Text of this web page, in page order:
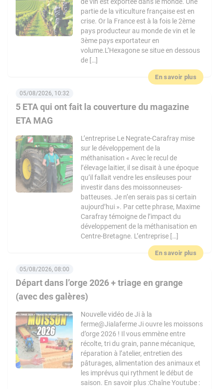
partie de la viticulture française est en
crise. Or la France est à la fois le 2ème
pays producteur au monde de vin et le
3ème pays exportateur en
volume.L’Hexagone se situe en dessous
de […]
En savoir plus
5 ETA qui ont fait la couverture du magazine
ETA MAG
05/08/2026, 10:32
L’entreprise Le Negrate-Carafray mise
sur le développement de la
méthanisation « Avec le recul de
l’élevage laitier, il se disait à une époque
qu’il fallait vendre les ensileuses pour
investir dans des moissonneuses-
batteuses. Je n’en serais pas si certain
aujourd’hui ». Par cette phrase, Maxime
Carafray témoigne de l’impact du
développement de la méthanisation en
Centre-Bretagne. L’entreprise […]
En savoir plus
Départ dans l’orge 2026 + triage en grange
(avec des galères)
05/08/2026, 08:00
Nouvelle vidéo de Ji à la
ferme@Jialaferme Ji ouvre les moissons
d’orge 2026 ! Il vous emmène entre
récolte, tri du grain, panne mécanique,
réparation à l’atelier, entretien des
pâturages, alimentation des animaux et
les imprévus qui rythment le début de
saison. En savoir plus :Chaîne Youtube :